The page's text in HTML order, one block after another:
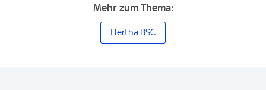
Mehr zum Thema:
Hertha BSC